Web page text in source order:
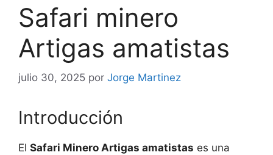
Safari minero
Artigas amatistas
julio 30, 2025 por Jorge Martinez
Introducción
El Safari Minero Artigas amatistas es una